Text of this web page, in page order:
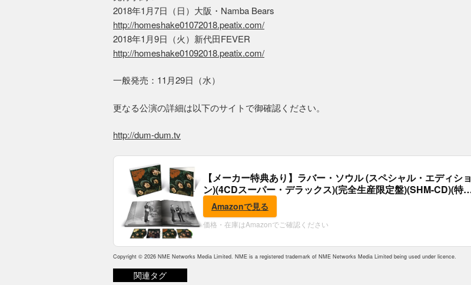
2018年1月7日（日）大阪・Namba Bears
http://homeshake01072018.peatix.com/
2018年1月9日（火）新代田FEVER
http://homeshake01092018.peatix.com/
一般発売：11月29日（水）
更なる公演の詳細は以下のサイトで御確認ください。
http://dum-dum.tv
【メーカー特典あり】ラバー・ソウル (スペシャル・エディショ
ン)(4CDスーパー・デラックス)(完全生産限定盤)(SHM-CD)(特
典:B2ポスター付)
Amazonで見る
価格・在庫はAmazonでご確認ください
Copyright © 2026 NME Networks Media Limited. NME is a registered trademark of NME Networks Media Limited being used under licence.
関連タグ